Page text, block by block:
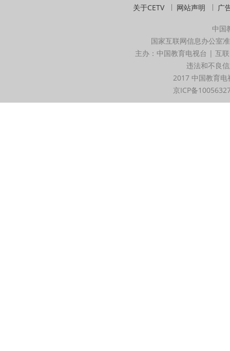
关于CETV 网站声明 广
中国
国家互联网信息办公室
主办：中国教育电视台 | 互
违法和不良
2017 中国教育
京ICP备